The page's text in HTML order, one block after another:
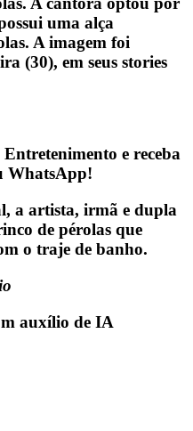
uma alça
A imagem foi
(30), em seus stories
e receba
WhatsApp!
a artista, irmã e dupla
de pérolas que
o traje de banho.
auxílio de IA